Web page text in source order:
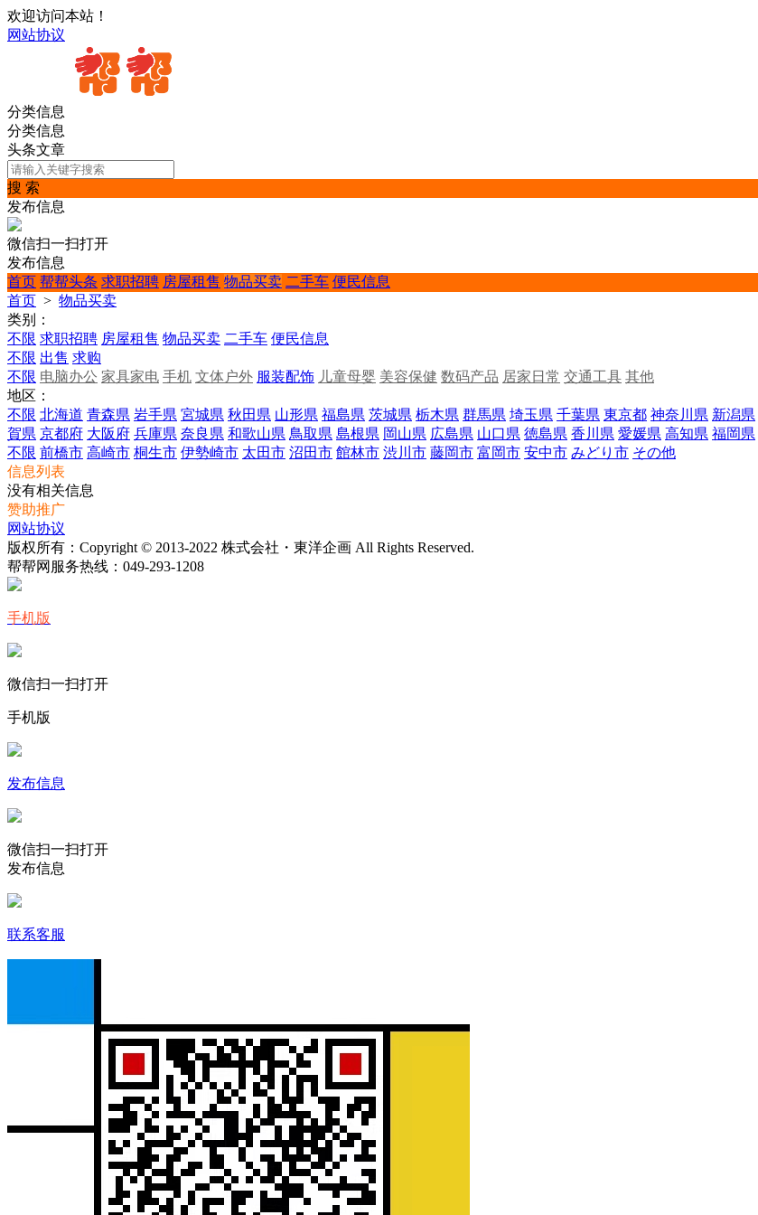
欢迎访问本站！
网站协议
分类信息
分类信息
头条文章
搜 索
发布信息
微信扫一扫打开
发布信息
首页 帮帮头条 求职招聘 房屋租售 物品买卖 二手车 便民信息
首页 > 物品买卖
类别：
不限 求职招聘 房屋租售 物品买卖 二手车 便民信息
不限 出售 求购
不限 电脑办公 家具家电 手机 文体户外 服装配饰 儿童母婴 美容保健 数码产品 居家日常 交通工具 其他
地区：
不限 北海道 青森県 岩手県 宮城県 秋田県 山形県 福島県 茨城県 栃木県 群馬県 埼玉県 千葉県 東京都 神奈川県 新潟県
賀県 京都府 大阪府 兵庫県 奈良県 和歌山県 鳥取県 島根県 岡山県 広島県 山口県 徳島県 香川県 愛媛県 高知県 福岡県
不限 前橋市 高崎市 桐生市 伊勢崎市 太田市 沼田市 館林市 渋川市 藤岡市 富岡市 安中市 みどり市 その他
信息列表
没有相关信息
赞助推广
网站协议
版权所有：Copyright © 2013-2022 株式会社・東洋企画 All Rights Reserved.
帮帮网服务热线： 049-293-1208
手机版
微信扫一扫打开
手机版
发布信息
微信扫一扫打开
发布信息
联系客服